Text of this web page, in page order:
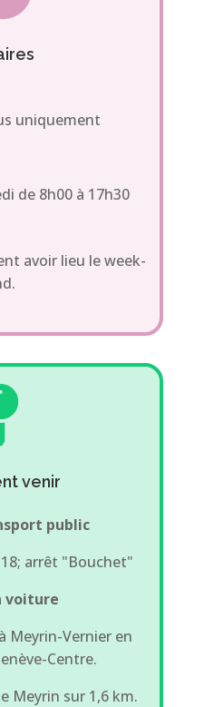
uniquement
de 8h00 à 17h30
avoir lieu le week-
venir
public
arrêt "Bouchet"
voiture
Meyrin-Vernier en
Centre.
Meyrin sur 1,6 km.